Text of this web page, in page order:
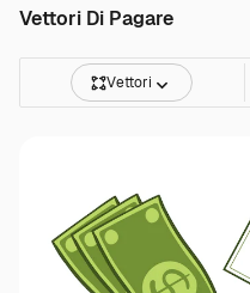
Vettori Di Pagare
Vettori